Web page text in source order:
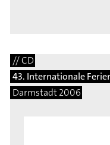
// CD
43. Internationale
Darmstadt 2006